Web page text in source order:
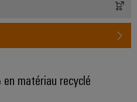
matériau recyclé